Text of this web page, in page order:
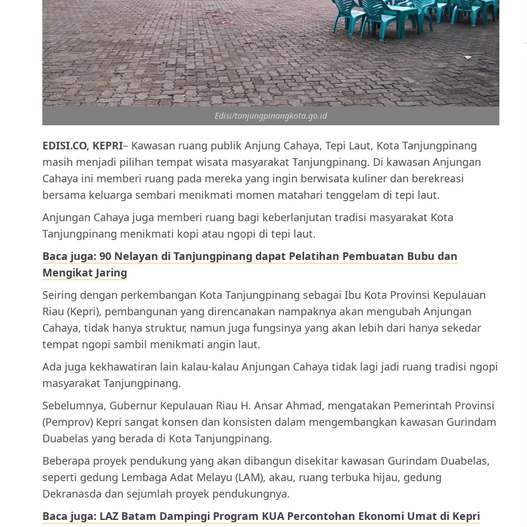
Edisi/tanjungpinangkota.go.id
EDISI.CO, KEPRI– Kawasan ruang publik Anjung Cahaya, Tepi Laut, Kota Tanjungpinang
masih menjadi pilihan tempat wisata masyarakat Tanjungpinang. Di kawasan Anjungan
Cahaya ini memberi ruang pada mereka yang ingin berwisata kuliner dan berekreasi
bersama keluarga sembari menikmati momen matahari tenggelam di tepi laut.
Anjungan Cahaya juga memberi ruang bagi keberlanjutan tradisi masyarakat Kota
Tanjungpinang menikmati kopi atau ngopi di tepi laut.
Baca juga: 90 Nelayan di Tanjungpinang dapat Pelatihan Pembuatan Bubu dan
Mengikat Jaring
Seiring dengan perkembangan Kota Tanjungpinang sebagai Ibu Kota Provinsi Kepulauan
Riau (Kepri), pembangunan yang direncanakan nampaknya akan mengubah Anjungan
Cahaya, tidak hanya struktur, namun juga fungsinya yang akan lebih dari hanya sekedar
tempat ngopi sambil menikmati angin laut.
Ada juga kekhawatiran lain kalau-kalau Anjungan Cahaya tidak lagi jadi ruang tradisi ngopi
masyarakat Tanjungpinang.
Sebelumnya, Gubernur Kepulauan Riau H. Ansar Ahmad, mengatakan Pemerintah Provinsi
(Pemprov) Kepri sangat konsen dan konsisten dalam mengembangkan kawasan Gurindam
Duabelas yang berada di Kota Tanjungpinang.
Beberapa proyek pendukung yang akan dibangun disekitar kawasan Gurindam Duabelas,
seperti gedung Lembaga Adat Melayu (LAM), akau, ruang terbuka hijau, gedung
Dekranasda dan sejumlah proyek pendukungnya.
Baca juga: LAZ Batam Dampingi Program KUA Percontohan Ekonomi Umat di Kepri